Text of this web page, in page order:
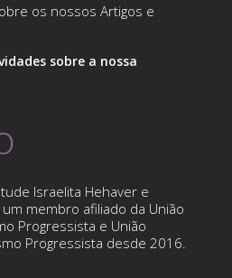
os nossos Artigos e
sobre a nossa
Israelita Hehaver e
um membro afiliado da União
Progressista e União
Progressista desde 2016.